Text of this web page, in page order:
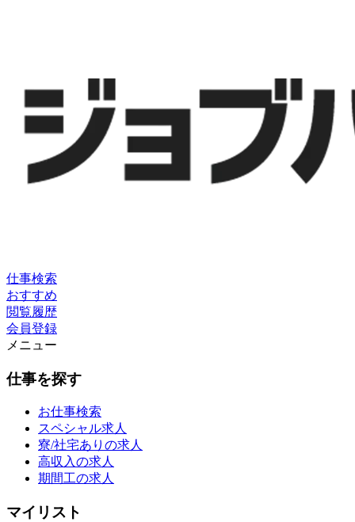
仕事検索
おすすめ
閲覧履歴
会員登録
メニュー
仕事を探す
お仕事検索
スペシャル求人
寮/社宅ありの求人
高収入の求人
期間工の求人
マイリスト